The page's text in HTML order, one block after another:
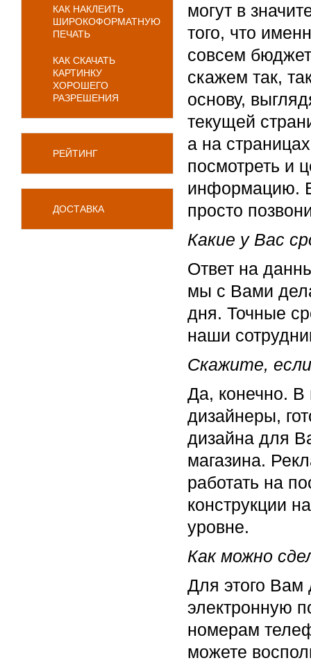
КАК НАКЛЕИТЬ
ШИРОКОФОРМАТНУЮ
ПЕЧАТЬ
КАК СКАЧАТЬ
КАРТИНКУ
ХОРОШЕГО
РАЗРЕШЕНИЯ
РЕЙТИНГ
ДОСТАВКА
могут в
того, что
совсем
скажем так,
основу,
текущей
а на
посмотреть и
информацию.
просто
Какие у Вас
Ответ на
мы с Вами
дня. Точные
наши
Скажите,
Да, конечно.
дизайнеры,
дизайна для
магазина.
работать на
конструкции
уровне.
Как можно
Для этого Вам
электронную
номерам
можете